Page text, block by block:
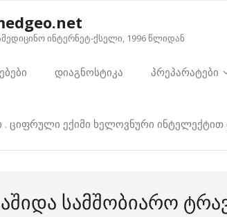
ინტერნეტ-ქსელი, 1996 წლიდან
დიაგნოსტიკა პრეპარატები
. ციფრული ექიმი ხელოვნური
ᲡᲐᲛᲨᲝᲑᲘᲐᲠᲝ